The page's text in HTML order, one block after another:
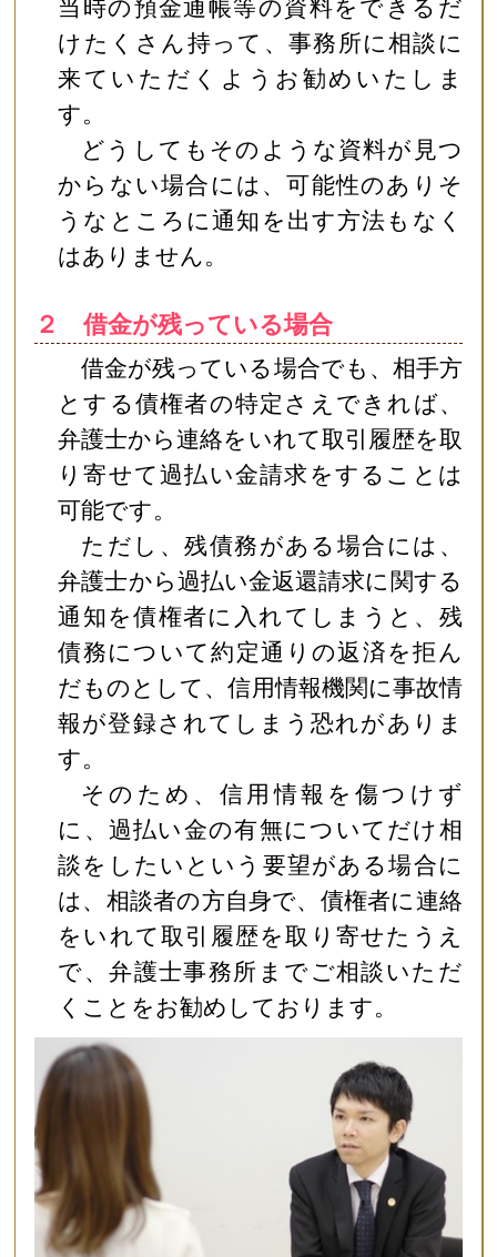
当時の預金通帳等の資料をできるだ
けたくさん持って、事務所に相談に
来ていただくようお勧めいたしま
す。
どうしてもそのような資料が見つ
からない場合には、可能性のありそ
うなところに通知を出す方法もなく
はありません。
２ 借金が残っている場合
借金が残っている場合でも、相手方
とする債権者の特定さえできれば、
弁護士から連絡をいれて取引履歴を取
り寄せて過払い金請求をすることは
可能です。
ただし、残債務がある場合には、
弁護士から過払い金返還請求に関する
通知を債権者に入れてしまうと、残
債務について約定通りの返済を拒ん
だものとして、信用情報機関に事故情
報が登録されてしまう恐れがありま
す。
そのため、信用情報を傷つけず
に、過払い金の有無についてだけ相
談をしたいという要望がある場合に
は、相談者の方自身で、債権者に連絡
をいれて取引履歴を取り寄せたうえ
で、弁護士事務所までご相談いただ
くことをお勧めしております。